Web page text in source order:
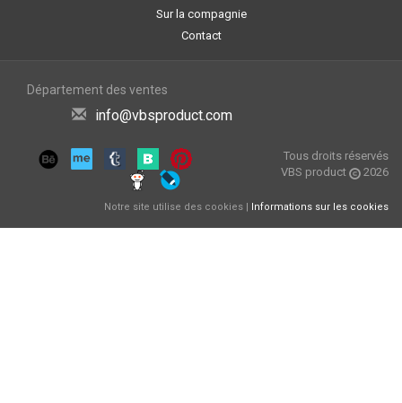
Sur la compagnie
Contact
Département des ventes
info@vbsproduct.com
Tous droits réservés
VBS product
2026
Notre site utilise des cookies | Informations sur les cookies